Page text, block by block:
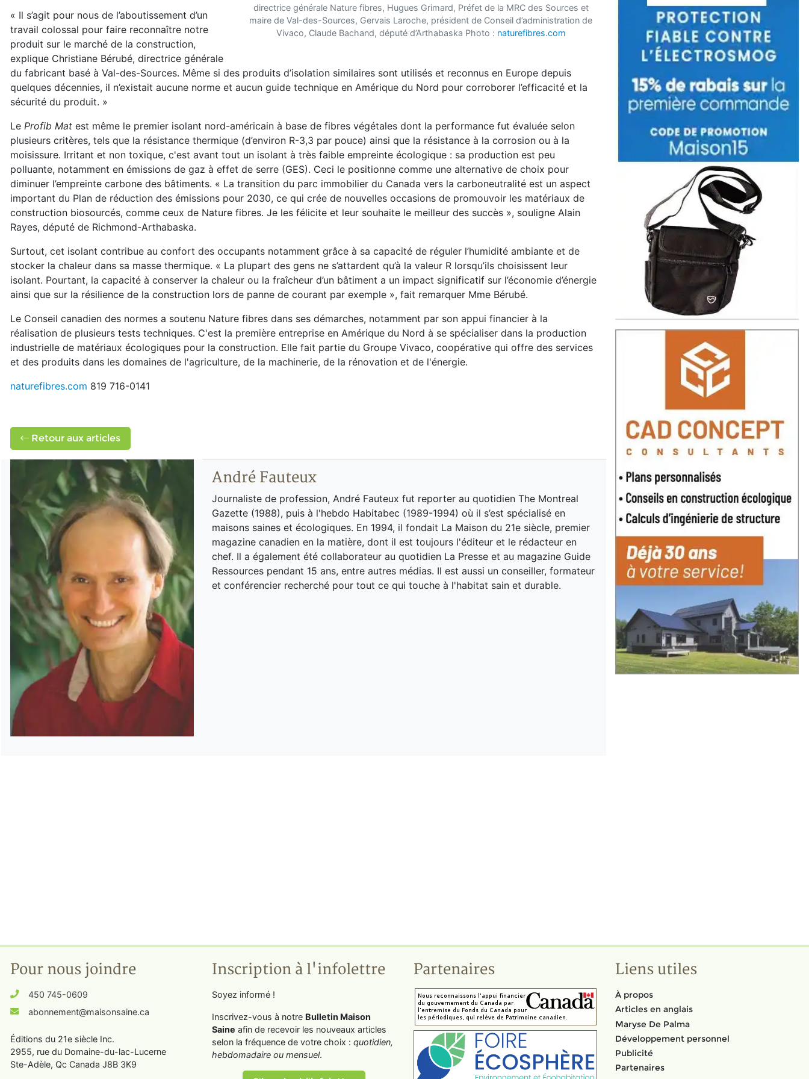
directrice générale Nature fibres, Hugues Grimard, Préfet de la MRC des Sources et
maire de Val-des-Sources, Gervais Laroche, président de Conseil d’administration de
Vivaco, Claude Bachand, député d’Arthabaska Photo : naturefibres.com
« Il s’agit pour nous de l’aboutissement d’un
travail colossal pour faire reconnaître notre
produit sur le marché de la construction,
explique Christiane Bérubé, directrice générale
du fabricant basé à Val-des-Sources. Même si des produits d’isolation similaires sont utilisés et reconnus en Europe depuis
quelques décennies, il n’existait aucune norme et aucun guide technique en Amérique du Nord pour corroborer l’efficacité et la
sécurité du produit. »
Le Profib Mat est même le premier isolant nord-américain à base de fibres végétales dont la performance fut évaluée selon
plusieurs critères, tels que la résistance thermique (d’environ R-3,3 par pouce) ainsi que la résistance à la corrosion ou à la
moisissure. Irritant et non toxique, c'est avant tout un isolant à très faible empreinte écologique : sa production est peu
polluante, notamment en émissions de gaz à effet de serre (GES). Ceci le positionne comme une alternative de choix pour
diminuer l’empreinte carbone des bâtiments. « La transition du parc immobilier du Canada vers la carboneutralité est un aspect
important du Plan de réduction des émissions pour 2030, ce qui crée de nouvelles occasions de promouvoir les matériaux de
construction biosourcés, comme ceux de Nature fibres. Je les félicite et leur souhaite le meilleur des succès », souligne Alain
Rayes, député de Richmond-Arthabaska.
Surtout, cet isolant contribue au confort des occupants notamment grâce à sa capacité de réguler l’humidité ambiante et de
stocker la chaleur dans sa masse thermique. « La plupart des gens ne s’attardent qu’à la valeur R lorsqu’ils choisissent leur
isolant. Pourtant, la capacité à conserver la chaleur ou la fraîcheur d’un bâtiment a un impact significatif sur l’économie d’énergie
ainsi que sur la résilience de la construction lors de panne de courant par exemple », fait remarquer Mme Bérubé.
Le Conseil canadien des normes a soutenu Nature fibres dans ses démarches, notamment par son appui financier à la
réalisation de plusieurs tests techniques. C'est la première entreprise en Amérique du Nord à se spécialiser dans la production
industrielle de matériaux écologiques pour la construction. Elle fait partie du Groupe Vivaco, coopérative qui offre des services
et des produits dans les domaines de l'agriculture, de la machinerie, de la rénovation et de l'énergie.
naturefibres.com 819 716-0141
Retour aux articles
André Fauteux
Journaliste de profession, André Fauteux fut reporter au quotidien The Montreal
Gazette (1988), puis à l'hebdo Habitabec (1989-1994) où il s’est spécialisé en
maisons saines et écologiques. En 1994, il fondait La Maison du 21e siècle, premier
magazine canadien en la matière, dont il est toujours l'éditeur et le rédacteur en
chef. Il a également été collaborateur au quotidien La Presse et au magazine Guide
Ressources pendant 15 ans, entre autres médias. Il est aussi un conseiller, formateur
et conférencier recherché pour tout ce qui touche à l'habitat sain et durable.
Pour nous joindre
450 745-0609
abonnement@maisonsaine.ca
Éditions du 21e siècle Inc.
2955, rue du Domaine-du-lac-Lucerne
Ste-Adèle, Qc Canada J8B 3K9
Inscription à l'infolettre
Soyez informé !
Inscrivez-vous à notre Bulletin Maison
Saine afin de recevoir les nouveaux articles
selon la fréquence de votre choix : quotidien,
hebdomadaire ou mensuel.
Partenaires Liens utiles
À propos
Articles en anglais
Maryse De Palma
Développement personnel
Publicité
Partenaires